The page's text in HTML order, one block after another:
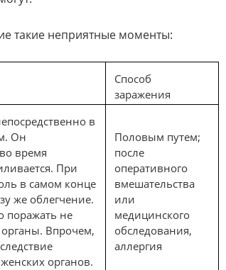
такие неприятные моменты:
Способ
заражения
в
Он
время
При
в самом конце
же облегчение.
поражать не
органы. Впрочем,
органов.
Половым путем;
после
оперативного
вмешательства
или
медицинского
обследования,
аллергия